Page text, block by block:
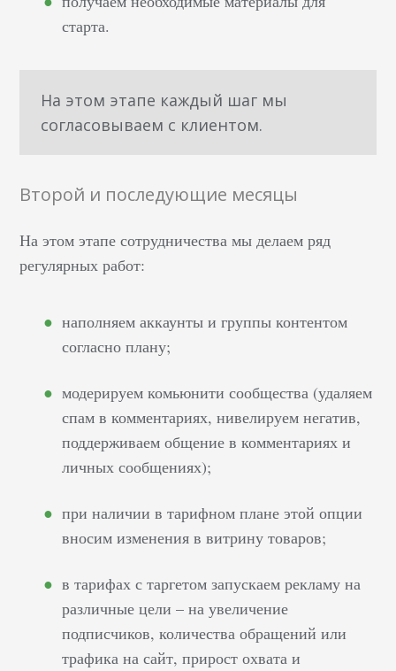
старта.
На этом этапе каждый шаг мы
согласовываем с клиентом.
Второй и последующие месяцы
На этом этапе сотрудничества мы делаем ряд
регулярных работ:
наполняем аккаунты и группы контентом
согласно плану;
модерируем комьюнити сообщества (удаляем
спам в комментариях, нивелируем негатив,
поддерживаем общение в комментариях и
личных сообщениях);
при наличии в тарифном плане этой опции
вносим изменения в витрину товаров;
в тарифах с таргетом запускаем рекламу на
различные цели – на увеличение
подписчиков, количества обращений или
трафика на сайт, прирост охвата и